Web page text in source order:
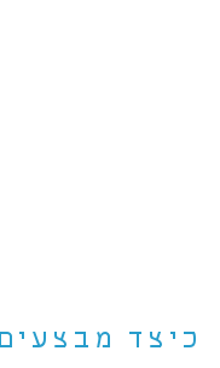
כיצד